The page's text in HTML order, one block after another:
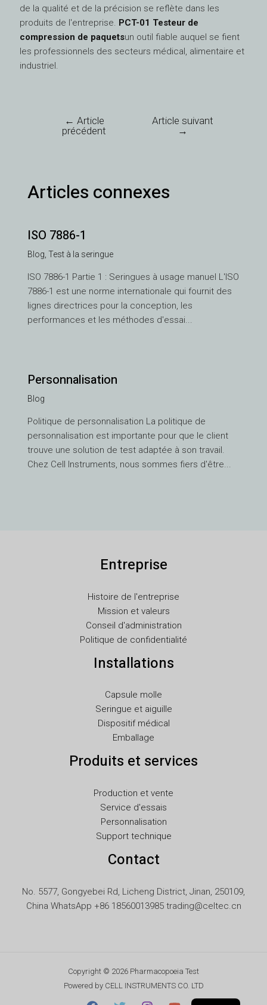
de la qualité et de la précision se reflète dans les
produits de l'entreprise. PCT-01 Testeur de
compression de paquetsun outil fiable auquel se fient
les professionnels des secteurs médical, alimentaire et
industriel.
← Article
précédent
Article suivant
→
Articles connexes
ISO 7886-1
Blog Test à la seringue
ISO 7886-1 Partie 1 : Seringues à usage manuel L'ISO
7886-1 est une norme internationale qui fournit des
lignes directrices pour la conception, les
performances et les méthodes d'essai...
Personnalisation
Blog
Politique de personnalisation La politique de
personnalisation est importante pour que le client
trouve une solution de test adaptée à son travail.
Chez Cell Instruments, nous sommes fiers d'être...
Entreprise
Histoire de l'entreprise
Mission et valeurs
Conseil d'administration
Politique de confidentialité
Installations
Capsule molle
Seringue et aiguille
Dispositif médical
Emballage
Produits et services
Production et vente
Service d'essais
Personnalisation
Support technique
Contact
No. 5577, Gongyebei Rd, Licheng District, Jinan, 250109,
China WhatsApp +86 18560013985 trading@celtec.cn
Copyright © 2026 Pharmacopoeia Test
Powered by CELL INSTRUMENTS CO. LTD
DE
UK